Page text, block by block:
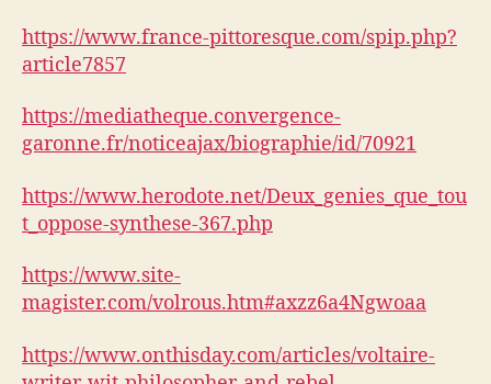
https://www.france-pittoresque.com/spip.php?
article7857
https://mediatheque.convergence-
garonne.fr/noticeajax/biographie/id/70921
https://www.herodote.net/Deux_genies_que_tou
t_oppose-synthese-367.php
https://www.site-
magister.com/volrous.htm#axzz6a4Ngwoaa
https://www.onthisday.com/articles/voltaire-